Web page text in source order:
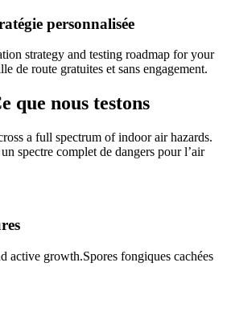
personnalisée
strategy and testing roadmap for your
de route gratuites et sans engagement.
que nous testons
a full spectrum of indoor air hazards.
spectre complet de dangers pour l’air
active growth.Spores fongiques cachées